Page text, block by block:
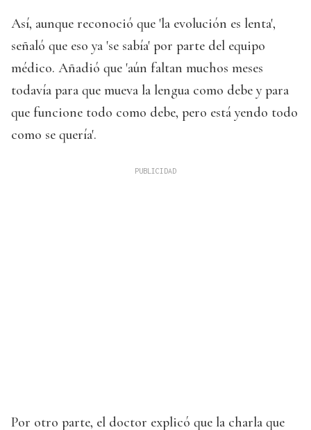
Así, aunque reconoció que 'la evolución es lenta',
señaló que eso ya 'se sabía' por parte del equipo
médico. Añadió que 'aún faltan muchos meses
todavía para que mueva la lengua como debe y para
que funcione todo como debe, pero está yendo todo
como se quería'.
Por otro parte, el doctor explicó que la charla que